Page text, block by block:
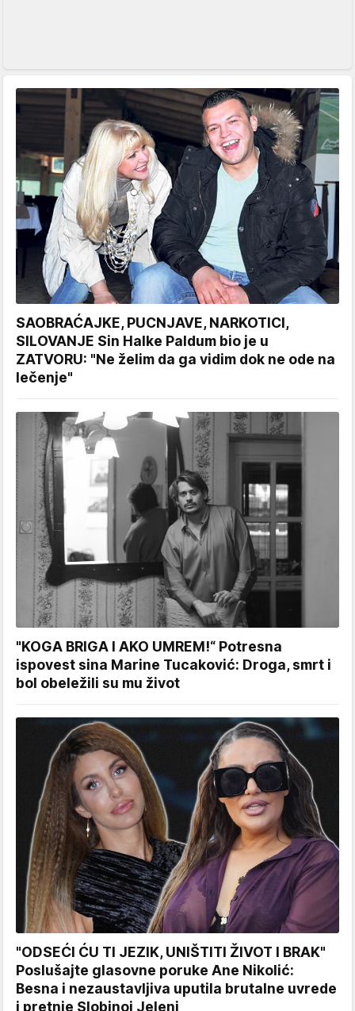
SAOBRAĆAJKE, PUCNJAVE, NARKOTICI,
SILOVANJE Sin Halke Paldum bio je u
ZATVORU: "Ne želim da ga vidim dok ne ode na
lečenje"
"KOGA BRIGA I AKO UMREM!“ Potresna
ispovest sina Marine Tucaković: Droga, smrt i
bol obeležili su mu život
"ODSEĆI ĆU TI JEZIK, UNIŠTITI ŽIVOT I BRAK"
Poslušajte glasovne poruke Ane Nikolić:
Besna i nezaustavljiva uputila brutalne uvrede
i pretnje Slobinoj Jeleni